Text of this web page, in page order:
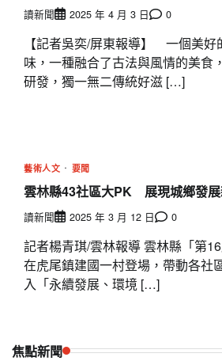
讀新聞 2025 年 4 月 3 日 0
【記者吳奕/屏東報導】 一個美好
味，一種融合了古法與風情的美食
研發，獨一無二傳統好滋 […]
藝術人文 要聞
雲林縣43社區大PK 展現城鄉發
讀新聞 2025 年 3 月 12 日 0
記者楊青琪/雲林報導 雲林縣「第
在虎尾鎮建國一村登場，帶動各社
入「永續發展、環境 […]
焦點新聞